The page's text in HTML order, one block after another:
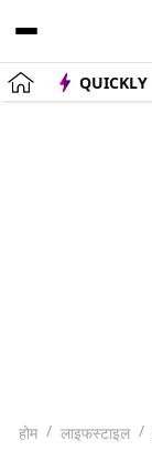
QUICKLY
होम लाइफस्टाइल